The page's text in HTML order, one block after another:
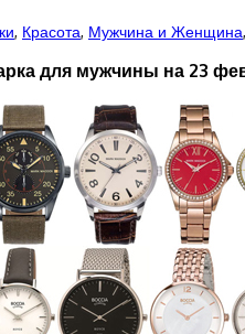
, Красота, Мужчина и Женщина,
для мужчины на 23